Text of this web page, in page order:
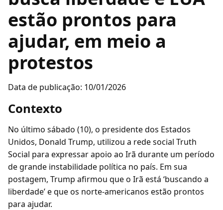
estão prontos para
ajudar, em meio a
protestos
Data de publicação: 10/01/2026
Contexto
No último sábado (10), o presidente dos Estados
Unidos, Donald Trump, utilizou a rede social Truth
Social para expressar apoio ao Irã durante um período
de grande instabilidade política no país. Em sua
postagem, Trump afirmou que o Irã está ‘buscando a
liberdade’ e que os norte-americanos estão prontos
para ajudar.